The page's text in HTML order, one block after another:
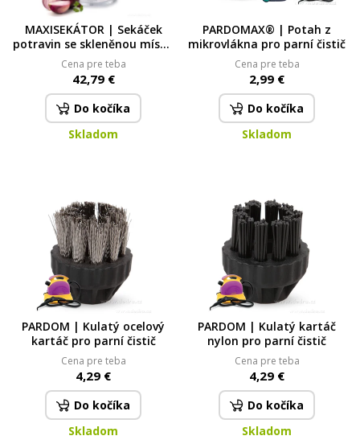
MAXISEKÁTOR | Sekáček
potravin se skleněnou mísou
2,5 L | 300 W | 2 rychlosti &
čtyřčepel SYSTEMAT
Cena pre teba
42,79 €
Do kočíka
Skladom
PARDOMAX® | Potah z
mikrovlákna pro parní čistič
Cena pre teba
2,99 €
Do kočíka
Skladom
PARDOM | Kulatý ocelový
kartáč pro parní čistič
Cena pre teba
4,29 €
Do kočíka
Skladom
PARDOM | Kulatý kartáč
nylon pro parní čistič
Cena pre teba
4,29 €
Do kočíka
Skladom